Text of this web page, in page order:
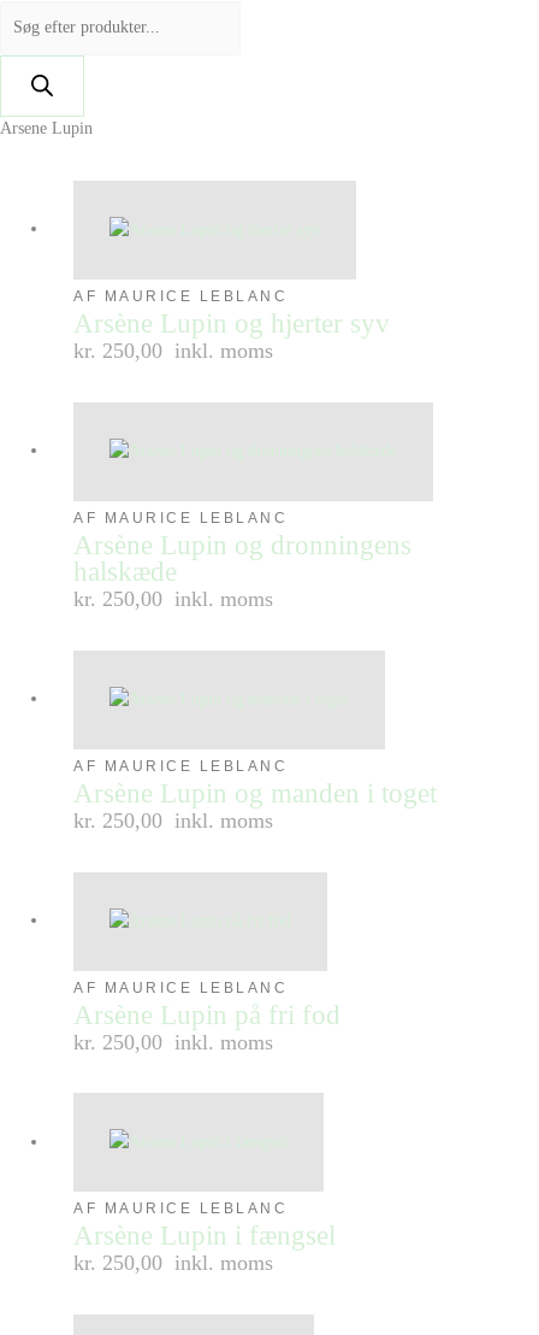
Arsene Lupin
AF MAURICE LEBLANC
Arsène Lupin og hjerter syv
kr. 250,00 inkl. moms
AF MAURICE LEBLANC
Arsène Lupin og dronningens
halskæde
kr. 250,00 inkl. moms
AF MAURICE LEBLANC
Arsène Lupin og manden i toget
kr. 250,00 inkl. moms
AF MAURICE LEBLANC
Arsène Lupin på fri fod
kr. 250,00 inkl. moms
AF MAURICE LEBLANC
Arsène Lupin i fængsel
kr. 250,00 inkl. moms